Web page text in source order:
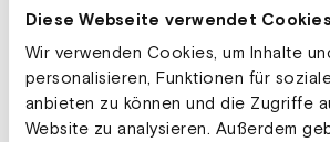
Diese Webseite verwendet Cookies
Wir verwenden Cookies, um Inhalte
personalisieren, Funktionen für
anbieten zu können und die Zugriffe
Website zu analysieren. Außerdem
13 BERCHTOLD Keanu
14 KLEGER Liun